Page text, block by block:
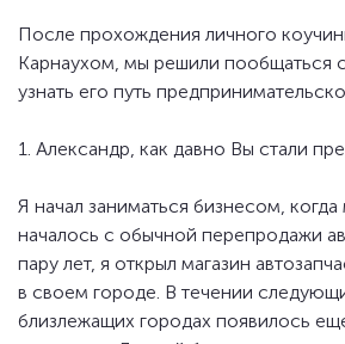
После прохождения личного
Карнаухом, мы решили пообщаться
узнать его путь
1. Александр, как давно Вы стали
Я начал заниматься бизнесом,
началось с обычной перепродажи
пару лет, я открыл магазин
в своем городе. В течении
близлежащих городах появилось